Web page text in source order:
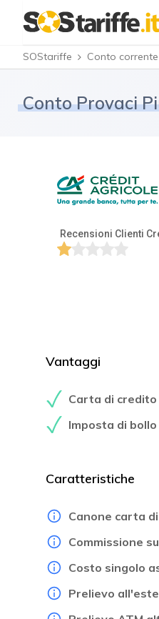
SOStariffe Conto corrente
Conto Provaci
Recensioni Clienti
Vantaggi
Carta di
Imposta di bollo
Caratteristiche
Canone carta
Commissione
Costo singolo
Prelievo